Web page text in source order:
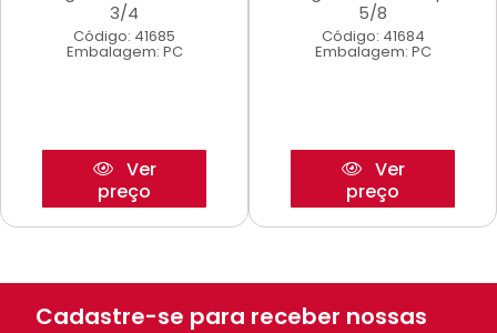
3/4
Código: 41685
Embalagem: PC
Ver
preço
5/8
Código: 41684
Embalagem: PC
Ver
preço
Cadastre-se para receber nossas